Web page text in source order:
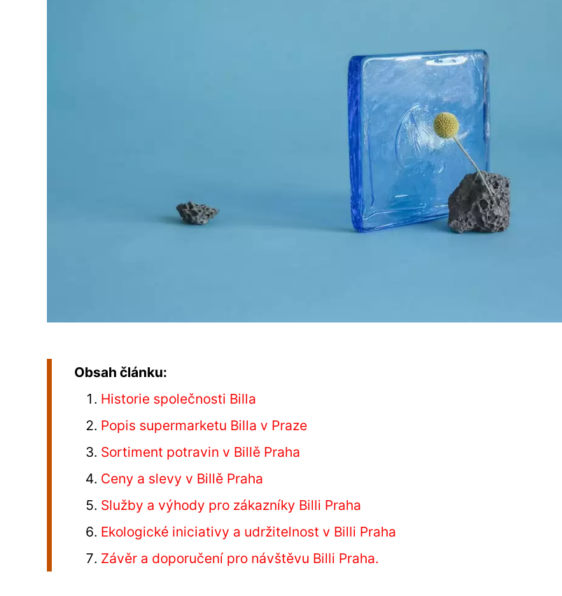
Obsah článku:
Historie společnosti Billa
Popis supermarketu Billa v Praze
Sortiment potravin v Billě Praha
Ceny a slevy v Billě Praha
Služby a výhody pro zákazníky Billi Praha
Ekologické iniciativy a udržitelnost v Billi Praha
Závěr a doporučení pro návštěvu Billi Praha.